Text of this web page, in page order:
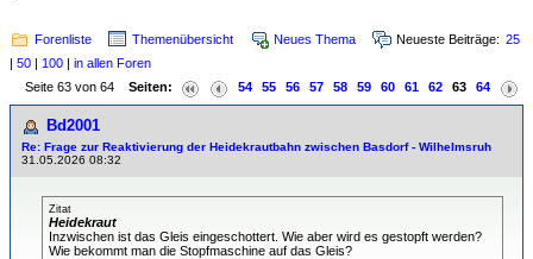
Forenliste Themenübersicht Neues Thema Neueste Beiträge: 25
| 50 | 100 | in allen Foren
Seite 63 von 64 Seiten: 54 55 56 57 58 59 60 61 62 63 64
Bd2001
Re: Frage zur Reaktivierung der Heidekrautbahn zwischen Basdorf - Wilhelmsruh
31.05.2026 08:32
Zitat
Heidekraut
Inzwischen ist das Gleis eingeschottert. Wie aber wird es gestopft werden?
Wie bekommt man die Stopfmaschine auf das Gleis?